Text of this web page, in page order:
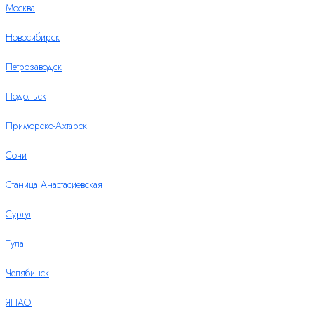
Москва
Новосибирск
Петрозаводск
Подольск
Приморско-Ахтарск
Сочи
Станица Анастасиевская
Сургут
Тула
Челябинск
ЯНАО